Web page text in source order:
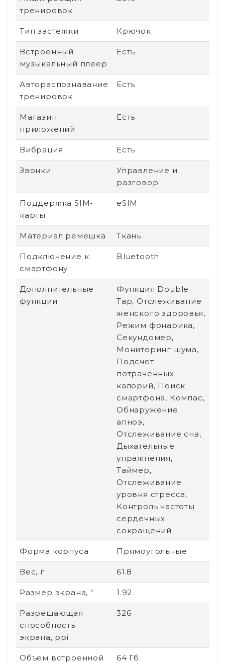
тренировок
Тип застежки Крючок
Встроенный
музыкальный плеер
Есть
Автораспознавание
тренировок
Есть
Магазин
приложений
Есть
Вибрация Есть
Звонки
Управление и
разговор
Поддержка SIM-
карты
eSIM
Материал ремешка Ткань
Подключение к
смартфону
Bluetooth
Дополнительные
функции
Функция Double
Tap, Отслеживание
женского здоровья,
Режим фонарика,
Секундомер,
Мониторинг шума,
Подсчет
потраченных
калорий, Поиск
смартфона, Компас,
Обнаружение
апноэ,
Отслеживание сна,
Дыхательные
упражнения,
Таймер,
Отслеживание
уровня стресса,
Контроль частоты
сердечных
сокращений
Форма корпуса Прямоугольные
Вес, г 61.8
Размер экрана, " 1.92
Разрешающая
способность
экрана, ppi
326
Объем встроенной
64 Гб